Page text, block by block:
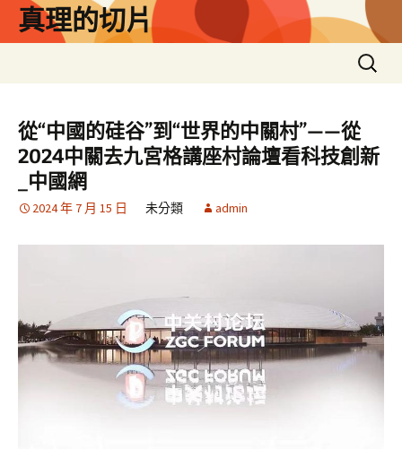
真理的切片
搜
尋
鍵
字:
從“中國的硅谷”到“世界的中關村”——從
2024中關去九宮格講座村論壇看科技創新
_中國網
2024 年 7 月 15 日 未分類 admin